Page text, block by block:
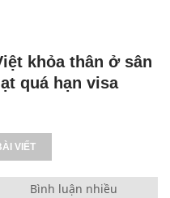
khỏa thân ở sân
quá hạn visa
VIẾT
Bình luận nhiều